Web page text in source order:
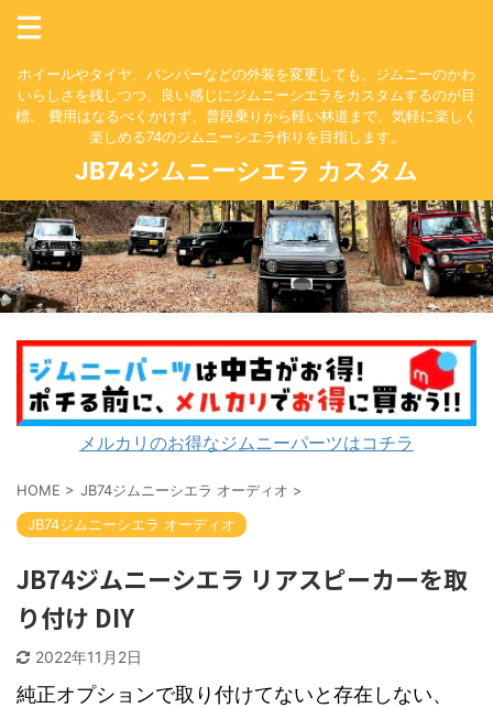
ホイールやタイヤ、バンパーなどの外装を変更しても、ジムニーのかわ
いらしさを残しつつ、良い感じにジムニーシエラをカスタムするのが目
標。 費用はなるべくかけず、普段乗りから軽い林道まで、気軽に楽しく
楽しめる74のジムニーシエラ作りを目指します。
JB74ジムニーシエラ カスタム
メルカリのお得なジムニーパーツはコチラ
HOME > JB74ジムニーシエラ オーディオ >
JB74ジムニーシエラ オーディオ
JB74ジムニーシエラ リアスピーカーを取
り付け DIY
2022年11月2日
純正オプションで取り付けてないと存在しない、